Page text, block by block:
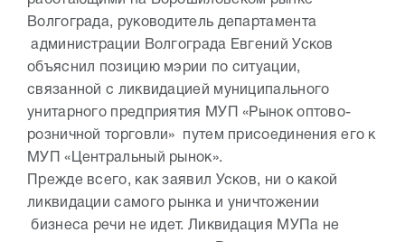
Волгограда, руководитель департамента
администрации Волгограда Евгений Усков
объяснил позицию мэрии по ситуации,
связанной с ликвидацией муниципального
унитарного предприятия МУП «Рынок оптово-
розничной торговли» путем присоединения его к
МУП «Центральный рынок».
Прежде всего, как заявил Усков, ни о какой
ликвидации самого рынка и уничтожении
бизнеса речи не идет. Ликвидация МУПа не